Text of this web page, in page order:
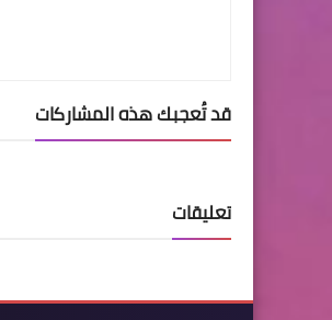
قد تُعجبك هذه المشاركات
تعليقات